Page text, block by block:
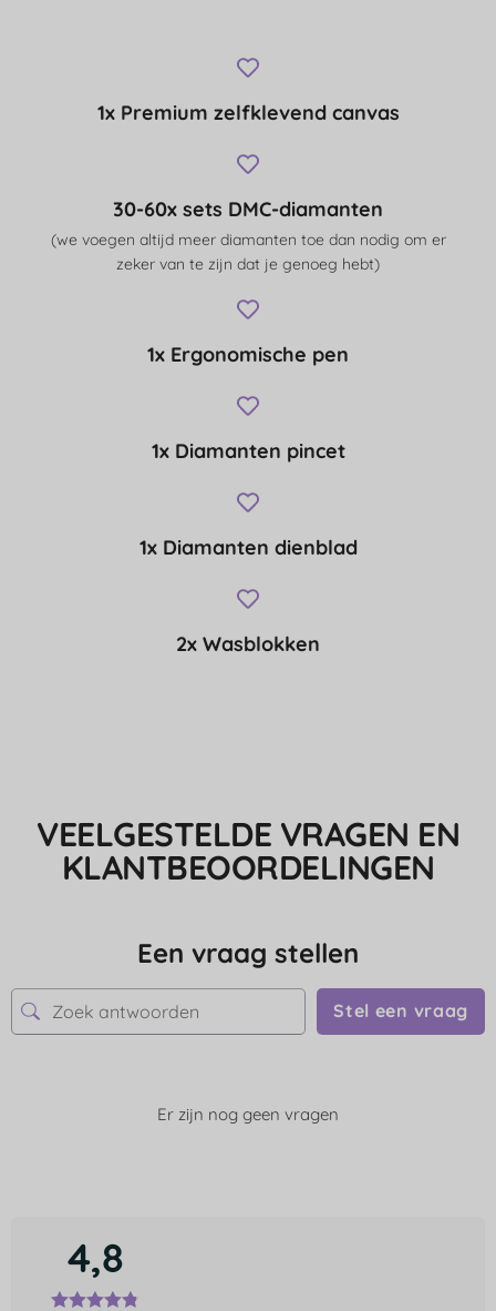
1x Premium zelfklevend canvas
30-60x sets DMC-diamanten
(we voegen altijd meer diamanten toe dan nodig om er
zeker van te zijn dat je genoeg hebt)
1x Ergonomische pen
1x Diamanten pincet
1x Diamanten dienblad
2x Wasblokken
VEELGESTELDE VRAGEN EN
KLANTBEOORDELINGEN
Een vraag stellen
Stel een vraag
Er zijn nog geen vragen
4,8